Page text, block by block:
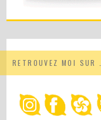
RETROUVEZ MOI SUR …